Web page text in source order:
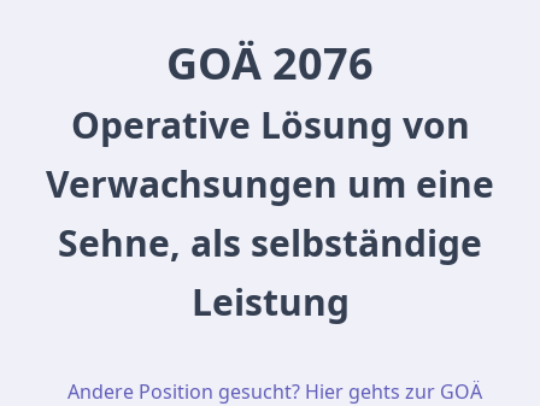
GOÄ 2076
Operative Lösung von
Verwachsungen um eine
Sehne, als selbständige
Leistung
Andere Position gesucht? Hier gehts zur GOÄ